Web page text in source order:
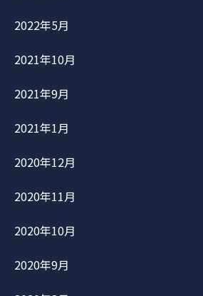
2022年5月
2021年10月
2021年9月
2021年1月
2020年12月
2020年11月
2020年10月
2020年9月